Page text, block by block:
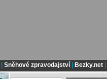
Sněhové zpravodajství| Bezky.net|